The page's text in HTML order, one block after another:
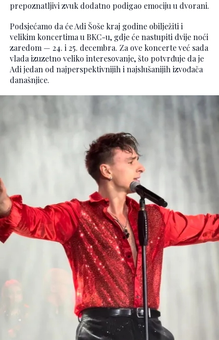
prepoznatljivi zvuk dodatno podigao emociju u dvorani.
Podsjećamo da će Adi Šoše kraj godine obilježiti i
velikim koncertima u BKC-u, gdje će nastupiti dvije noći
zaredom — 24. i 25. decembra. Za ove koncerte već sada
vlada izuzetno veliko interesovanje, što potvrđuje da je
Adi jedan od najperspektivnijih i najslušanijih izvođača
današnjice.